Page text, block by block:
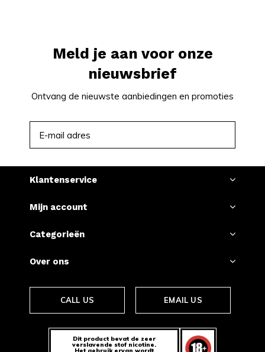
Meld je aan voor onze
nieuwsbrief
Ontvang de nieuwste aanbiedingen en promoties
Klantenservice
Mijn account
Categorieën
Over ons
CALL US EMAIL US
Dit product bevat de zeer
verslavende stof nicotine.